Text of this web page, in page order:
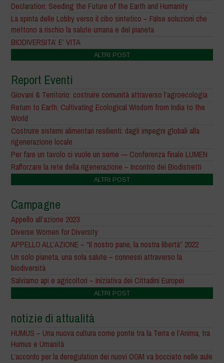
Declaration: Seeding the Future of the Earth and Humanity
La spinta delle Lobby verso il cibo sintetico – False soluzioni che
mettono a rischio la salute umana e del pianeta
BIODIVERSITA’ E’ VITA
ALTRI POST
Report Eventi
Giovani & Territorio: costruire comunità attraverso l’agroecologia
Return to Earth: Cultivating Ecological Wisdom from India to the
World
Costruire sistemi alimentari resilienti: dagli impegni globali alla
rigenerazione locale
Per fare un tavolo ci vuole un seme — Conferenza finale LUMEN
Rafforzare la rete della rigenerazione – Incontro dei Biodistretti
ALTRI POST
Campagne
Appello all’azione 2023
Diverse Women for Diversity
APPELLO ALL’AZIONE – “Il nostro pane, la nostra libertà” 2022
Un solo pianeta, una sola salute – connessi attraverso la
biodiversità
Salviamo api e agricoltori – Iniziativa dei Cittadini Europei
ALTRI POST
notizie di attualità
HUMUS – Una nuova cultura come ponte tra la Terra e l’Anima, tra
Humus e Umanità
L’accordo per la deregulation dei nuovi OGM va bocciato nelle aule